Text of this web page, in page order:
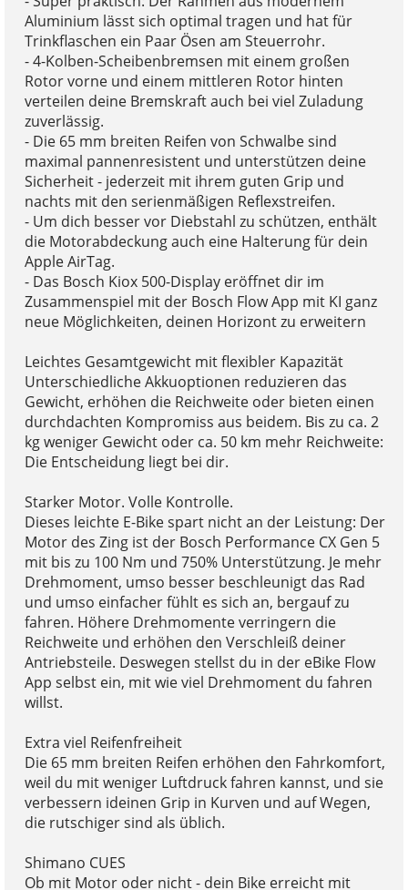
Aluminium lässt sich optimal tragen und hat für
Trinkflaschen ein Paar Ösen am Steuerrohr.
- 4-Kolben-Scheibenbremsen mit einem großen
Rotor vorne und einem mittleren Rotor hinten
verteilen deine Bremskraft auch bei viel Zuladung
zuverlässig.
- Die 65 mm breiten Reifen von Schwalbe sind
maximal pannenresistent und unterstützen deine
Sicherheit - jederzeit mit ihrem guten Grip und
nachts mit den serienmäßigen Reflexstreifen.
- Um dich besser vor Diebstahl zu schützen, enthält
die Motorabdeckung auch eine Halterung für dein
Apple AirTag.
- Das Bosch Kiox 500-Display eröffnet dir im
Zusammenspiel mit der Bosch Flow App mit KI ganz
neue Möglichkeiten, deinen Horizont zu erweitern
Leichtes Gesamtgewicht mit flexibler Kapazität
Unterschiedliche Akkuoptionen reduzieren das
Gewicht, erhöhen die Reichweite oder bieten einen
durchdachten Kompromiss aus beidem. Bis zu ca. 2
kg weniger Gewicht oder ca. 50 km mehr Reichweite:
Die Entscheidung liegt bei dir.
Starker Motor. Volle Kontrolle.
Dieses leichte E-Bike spart nicht an der Leistung: Der
Motor des Zing ist der Bosch Performance CX Gen 5
mit bis zu 100 Nm und 750% Unterstützung. Je mehr
Drehmoment, umso besser beschleunigt das Rad
und umso einfacher fühlt es sich an, bergauf zu
fahren. Höhere Drehmomente verringern die
Reichweite und erhöhen den Verschleiß deiner
Antriebsteile. Deswegen stellst du in der eBike Flow
App selbst ein, mit wie viel Drehmoment du fahren
willst.
Extra viel Reifenfreiheit
Die 65 mm breiten Reifen erhöhen den Fahrkomfort,
weil du mit weniger Luftdruck fahren kannst, und sie
verbessern ideinen Grip in Kurven und auf Wegen,
die rutschiger sind als üblich.
Shimano CUES
Ob mit Motor oder nicht - dein Bike erreicht mit